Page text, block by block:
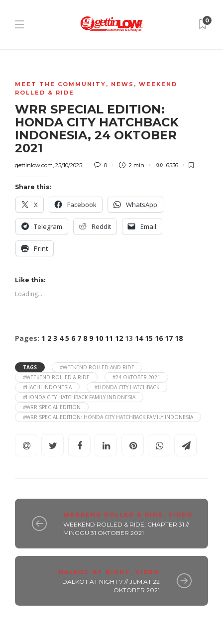
0
MEET THE COMMUNITY , NEWS , WEEKEND
ROLLED & RIDE
WRR SPECIAL EDITION:
HONDA CITY HATCHBACK
INDONESIA, 24 OKTOBER
2021
gettinlow.com, 25/10/2025 0 2 min 6536
Share this:
X Facebook WhatsApp
Telegram Reddit Email
Print
Like this:
Loading...
Pages: 1 2 3 4 5 6 7 8 9 10 11 12 13 14 15 16 17 18
TAGS
#WEEKEND ROLLED AND RIDE
#WEEKEND ROLLED & RIDE
#24 OKTOBER 2021
#HACHI INDONESIA
#HONDA CITY HATCHBACK
#HONDA CITY HATCHBACK FAMILY INDONESIA
#WRR SPECIAL EDITION
#WRR SPECIAL EDITION: HONDA CITY HATCHBACK FAMILY INDONESIA
WEEKEND ROLLED & RIDE , VIDEO
WEEKEND ROLLED & RIDE, CHAPTER 31 //
MINGGU 31 OKTOBER 2021
DALKOT AT NIGHT , VIDEO
DALKOT AT NIGHT 7 // JUM'AT 22
OKTOBER 2021